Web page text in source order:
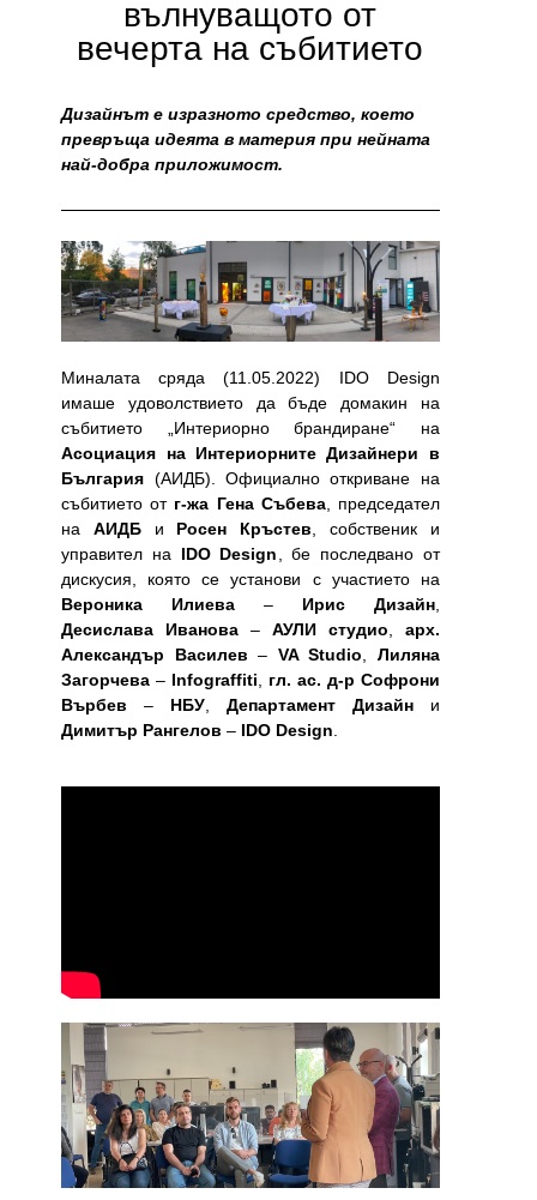
вълнуващото от
вечерта на събитието
Дизайнът е изразното средство, което
превръща идеята в материя при нейната
най-добра приложимост.
Миналата сряда (11.05.2022) IDO Design
имаше удоволствието да бъде домакин на
събитието „Интериорно брандиране“ на
Асоциация на Интериорните Дизайнери в
България (АИДБ). Официално откриване на
събитието от г-жа Гена Събева, председател
на АИДБ и Росен Кръстев , собственик и
управител на IDO Design , бе последвано от
дискусия, която се установи с участието на
Вероника Илиева – Ирис Дизайн,
Десислава Иванова – АУЛИ студио
арх.
Александър Василев – VA Studio
Лиляна
Загорчева – Infograffiti
гл. ас. д-р Софрони
Върбев– НБУ ,Департамент Дизайн и
Димитър Рангелов – IDO Design